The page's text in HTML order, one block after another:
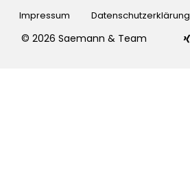
Impressum Datenschutzerklärung
© 2026 Saemann & Team